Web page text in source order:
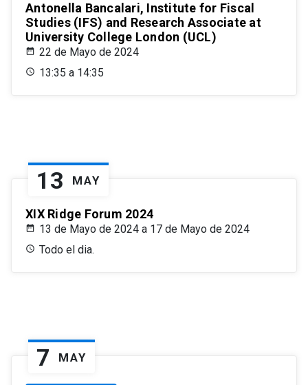
Antonella Bancalari, Institute for Fiscal
Studies (IFS) and Research Associate at
University College London (UCL)
22 de Mayo de 2024
13:35 a 14:35
13 MAY
XIX Ridge Forum 2024
13 de Mayo de 2024 a 17 de Mayo de 2024
Todo el dia.
7 MAY